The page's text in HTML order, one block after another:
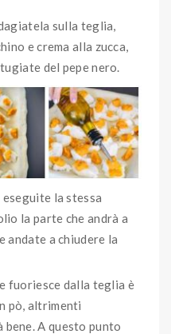
sulla teglia,
e crema alla zucca,
del pepe nero.
la stessa
la parte che andrà a
a chiudere la
fuoriesce dalla teglia è
pò, altrimenti
A questo punto